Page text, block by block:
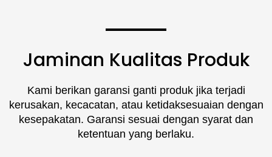
Jaminan Kualitas Produk
Kami berikan garansi ganti produk jika terjadi
kerusakan, kecacatan, atau ketidaksesuaian dengan
kesepakatan. Garansi sesuai dengan syarat dan
ketentuan yang berlaku.